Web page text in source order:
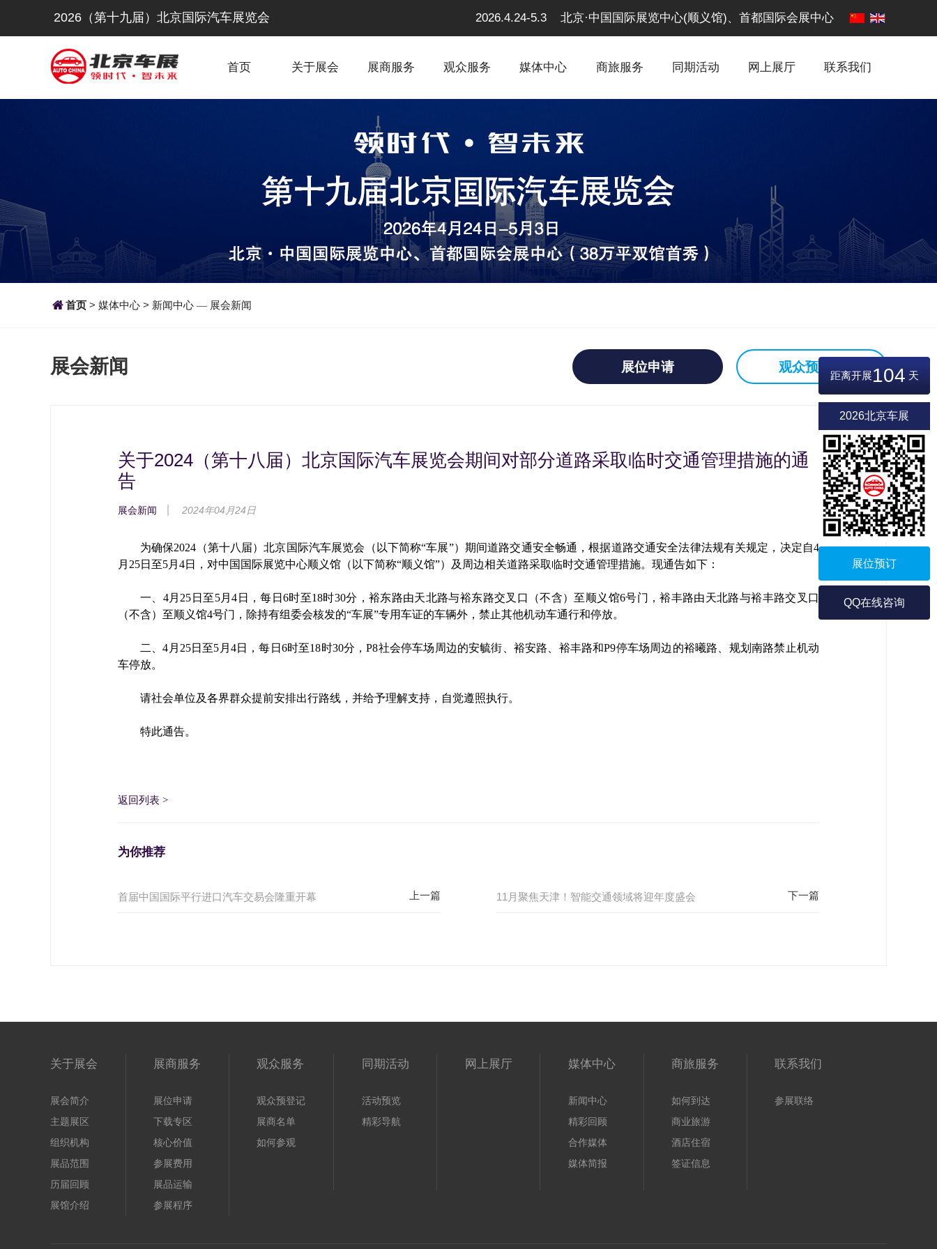
2026（第十九届）北京国际汽车展览会 2026.4.24-5.3 北京·中国国际展览中心(顺义馆)、首都国际会展中心
首页 关于展会 展商服务 观众服务 媒体中心 商旅服务 同期活动 网上展厅 联系我们
距离开展104 天
2026北京车展
展位预订
QQ在线咨询
首页 > 媒体中心 > 新闻中心 — 展会新闻
展会新闻 展位申请 观众预登记
关于2024（第十八届）北京国际汽车展览会期间对部分道路采取临时交通管理措施的通
告
展会新闻 2024年04月24日
为确保2024（第十八届）北京国际汽车展览会（以下简称“车展”）期间道路交通安全畅通，根据道路交通安全法律法规有关规定，决定自4
月25日至5月4日，对中国国际展览中心顺义馆（以下简称“顺义馆”）及周边相关道路采取临时交通管理措施。现通告如下：
一、4月25日至5月4日，每日6时至18时30分，裕东路由天北路与裕东路交叉口（不含）至顺义馆6号门，裕丰路由天北路与裕丰路交叉口
（不含）至顺义馆4号门，除持有组委会核发的“车展”专用车证的车辆外，禁止其他机动车通行和停放。
二、4月25日至5月4日，每日6时至18时30分，P8社会停车场周边的安毓街、裕安路、裕丰路和P9停车场周边的裕曦路、规划南路禁止机动
车停放。
请社会单位及各界群众提前安排出行路线，并给予理解支持，自觉遵照执行。
特此通告。
返回列表 >
为你推荐
首届中国国际平行进口汽车交易会隆重开幕 11月聚焦天津！智能交通领域将迎年度盛会
关于展会
展会简介
主题展区
组织机构
展品范围
历届回顾
展馆介绍
展商服务
展位申请
下载专区
核心价值
参展费用
展品运输
参展程序
观众服务
观众预登记
展商名单
如何参观
同期活动
活动预览
精彩导航
网上展厅 媒体中心
新闻中心
精彩回顾
合作媒体
媒体简报
商旅服务
如何到达
商业旅游
酒店住宿
签证信息
联系我们
参展联络